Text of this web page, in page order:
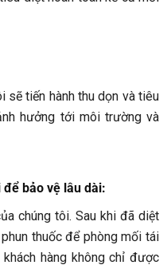
sẽ tiến hành thu dọn và tiêu
hưởng tới môi trường và
bảo vệ lâu dài:
chúng tôi. Sau khi đã diệt
thuốc để phòng mối tái
hàng không chỉ được